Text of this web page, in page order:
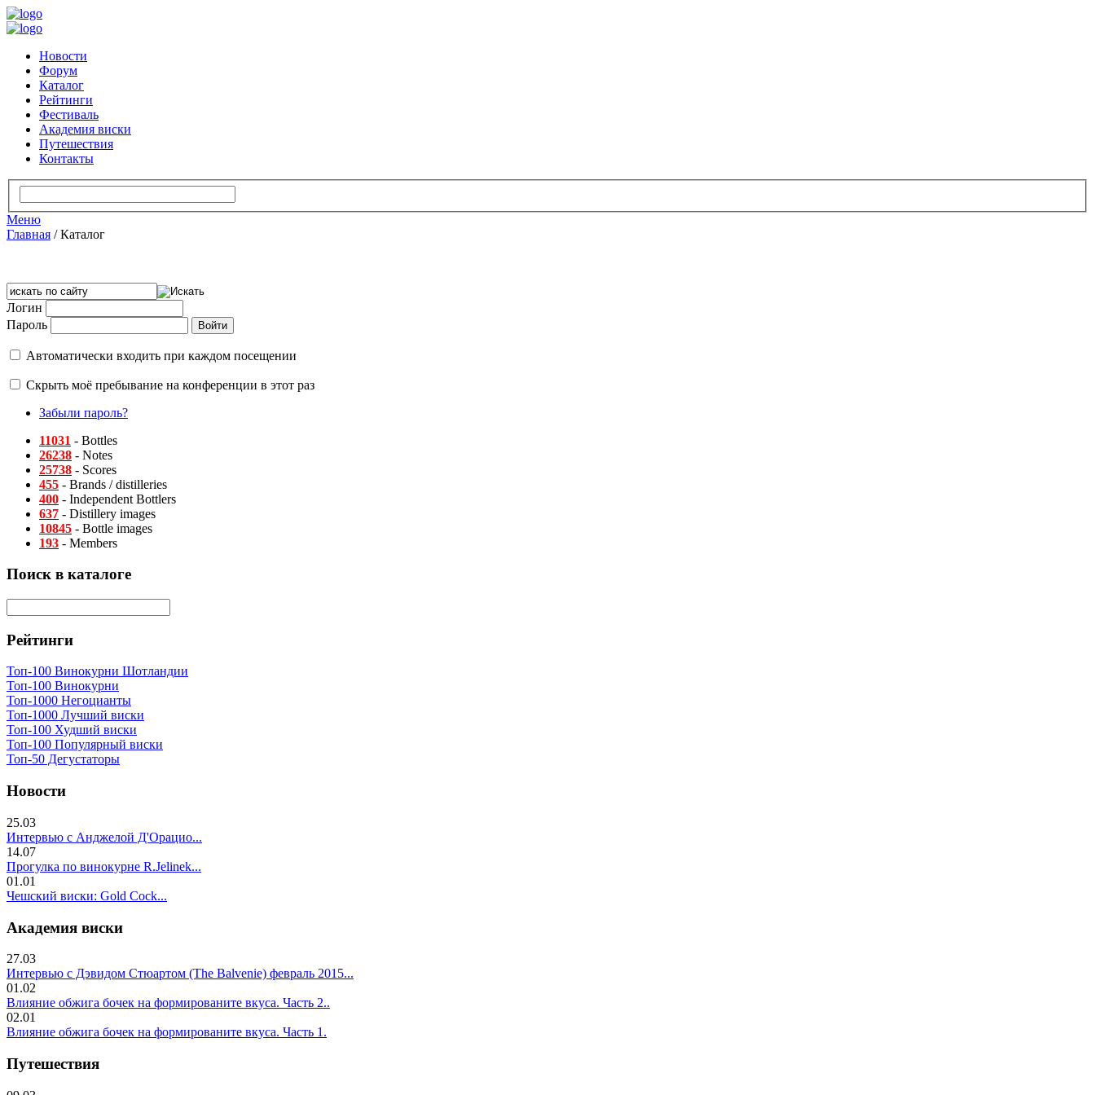
Новости
Форум
Каталог
Рейтинги
Фестиваль
Академия виски
Путешествия
Контакты
Меню
Главная /Каталог
Логин
Пароль
Автоматически входить при каждом посещении
Скрыть моё пребывание на конференции в этот раз
Забыли пароль?
11031 - Bottles
26238 - Notes
25738 - Scores
455 - Brands / distilleries
400 - Independent Bottlers
637 - Distillery images
10845 - Bottle images
193 - Members
Поиск в каталоге
Рейтинги
Топ-100 Винокурни Шотландии
Топ-100 Винокурни
Топ-1000 Негоцианты
Топ-1000 Лучший виски
Топ-100 Худший виски
Топ-100 Популярный виски
Топ-50 Дегустаторы
Новости
25.03
Интервью с Анджелой Д'Орацио...
14.07
Прогулка по винокурне R.Jelinek...
01.01
Чешский виски: Gold Cock...
Академия виски
27.03
Интервью с Дэвидом Стюартом (The Balvenie) февраль 2015...
01.02
Влияние обжига бочек на формированите вкуса. Часть 2..
02.01
Влияние обжига бочек на формированите вкуса. Часть 1.
Путешествия